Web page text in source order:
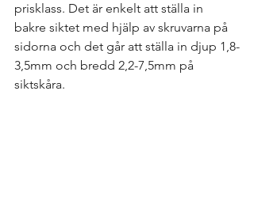
prisklass. Det är enkelt att ställa in
bakre siktet med hjälp av skruvarna på
sidorna och det går att ställa in djup 1,8-
3,5mm och bredd 2,2-7,5mm på
siktskåra.